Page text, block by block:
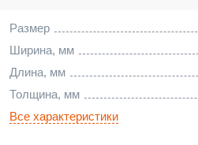
Размер
Ширина, мм
Длина, мм
Толщина, мм
Все характеристики